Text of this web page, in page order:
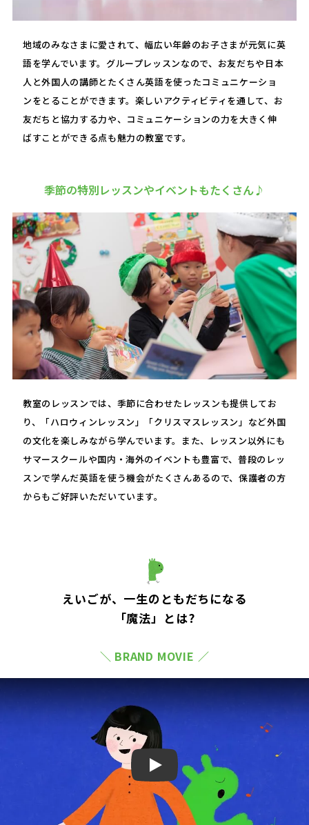
地域のみなさまに愛されて、幅広い年齢のお子さまが元気に英
語を学んでいます。グループレッスンなので、お友だちや日本
人と外国人の講師とたくさん英語を使ったコミュニケーショ
ンをとることができます。楽しいアクティビティを通して、お
友だちと協力する力や、コミュニケーションの力を大きく伸
ばすことができる点も魅力の教室です。
季節の特別レッスンやイベントもたくさん♪
教室のレッスンでは、季節に合わせたレッスンも提供してお
り、「ハロウィンレッスン」「クリスマスレッスン」など外国
の文化を楽しみながら学んでいます。また、レッスン以外にも
サマースクールや国内・海外のイベントも豊富で、普段のレッ
スンで学んだ英語を使う機会がたくさんあるので、保護者の方
からもご好評いただいています。
えいごが、一生のともだちになる
「魔法」とは?
＼ BRAND MOVIE ／